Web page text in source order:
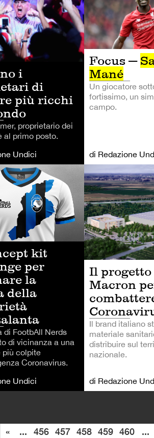
i
di
più ricchi
proprietario dei
al primo posto.
Undici
Focus —
Mané
Un giocatore
fortissimo, un
campo.
di Redazione
LIFESTYLE
kit
per
la
della
di FootbAll Nerds
di vicinanza a una
più colpite
Coronavirus.
Undici
Il
Macron
Il brand italiano
materiale
distribuire sul
nazionale.
di Redazione
« ... 456 457 458 459 460 ...